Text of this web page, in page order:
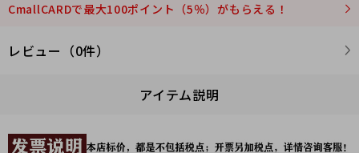
CmallCARDで最大100ポイント（5％）がもらえる！
レビュー（0件）
アイテム説明